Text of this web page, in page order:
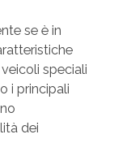
se è in
speciali
i principali
dei